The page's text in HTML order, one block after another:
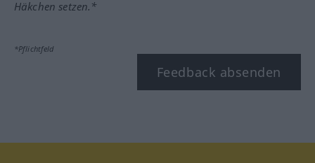
Häkchen setzen.*
*Pflichtfeld
Feedback absenden